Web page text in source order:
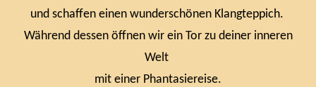
und schaffen einen wunderschönen Klangteppich.
Während dessen öffnen wir ein Tor zu deiner inneren
Welt
mit einer Phantasiereise.